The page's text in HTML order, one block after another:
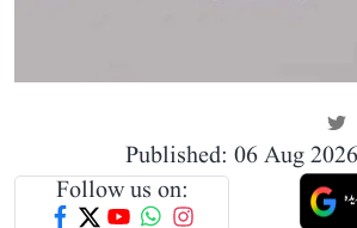
Published: 06 Aug
Follow us on: